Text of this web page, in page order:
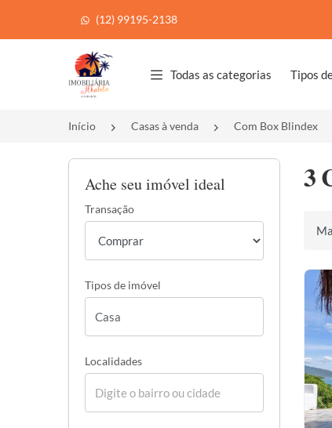
(12) 99195-2138
Página inicial
Todas as categorias Tipos
Início Casas à venda Com Box Blindex
Ache seu imóvel ideal
Transação
Tipos de imóvel
Localidades
3